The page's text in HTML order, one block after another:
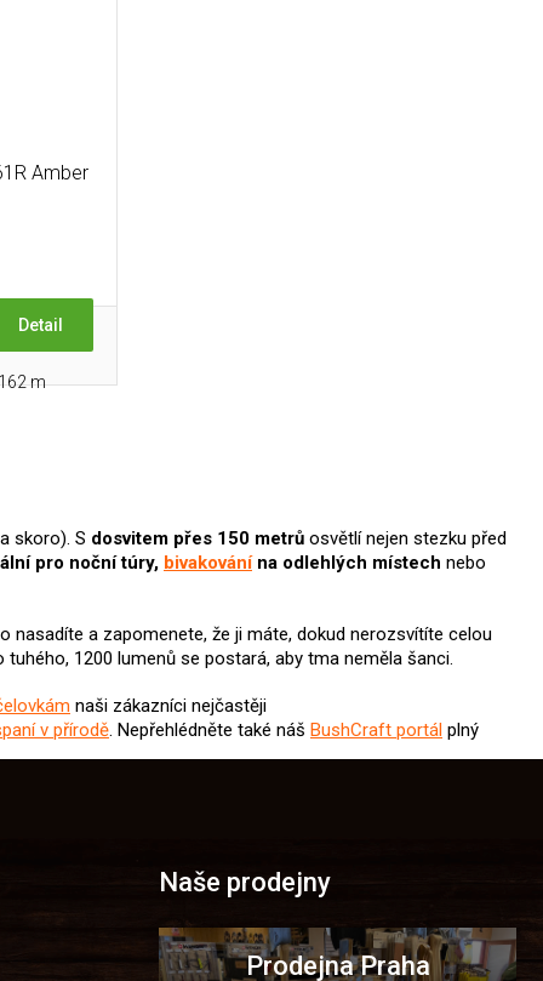
Amber
Detail
m
skoro). S dosvitem přes 150 metrů osvětlí nejen stezku před
pro noční túry, bivakovánína odlehlých místech nebo
nasadíte a zapomenete, že ji máte, dokud nerozsvítíte celou
tuhého, 1200 lumenů se postará, aby tma neměla šanci.
naši zákazníci nejčastěji
v přírodě. Nepřehlédněte také náš BushCraft portál plný
Naše prodejny
Prodejna Praha